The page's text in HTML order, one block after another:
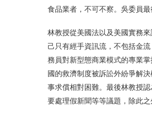
食品業者，不可不察。吳委員
林教授從美國法以及美國實務來
己只有經手資訊流，不包括金
務員對新型態商業模式的專業
國的救濟制度被訴訟外紛爭解
事求償相對困難。最後林教授
要處理假新聞等等議題，除此